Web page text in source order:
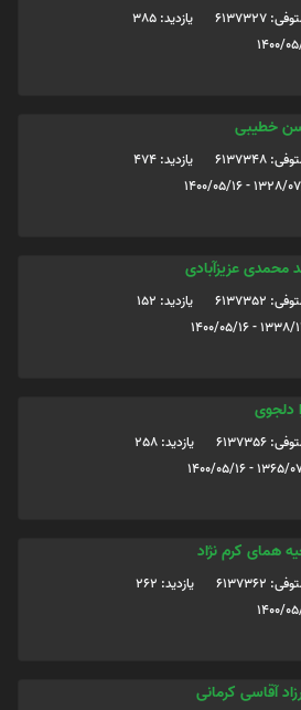
6137327
یازدید: 385
خطیبی
6137348
یازدید: 474
1328/07/23 -
محمدی عزیزآبادی
6137352
یازدید: 152
1338/11/02 -
دلجوی
6137356
یازدید: 258
1365/07/26 -
همای کرم نژاد
6137362
یازدید: 262
آقاسی کرمانی